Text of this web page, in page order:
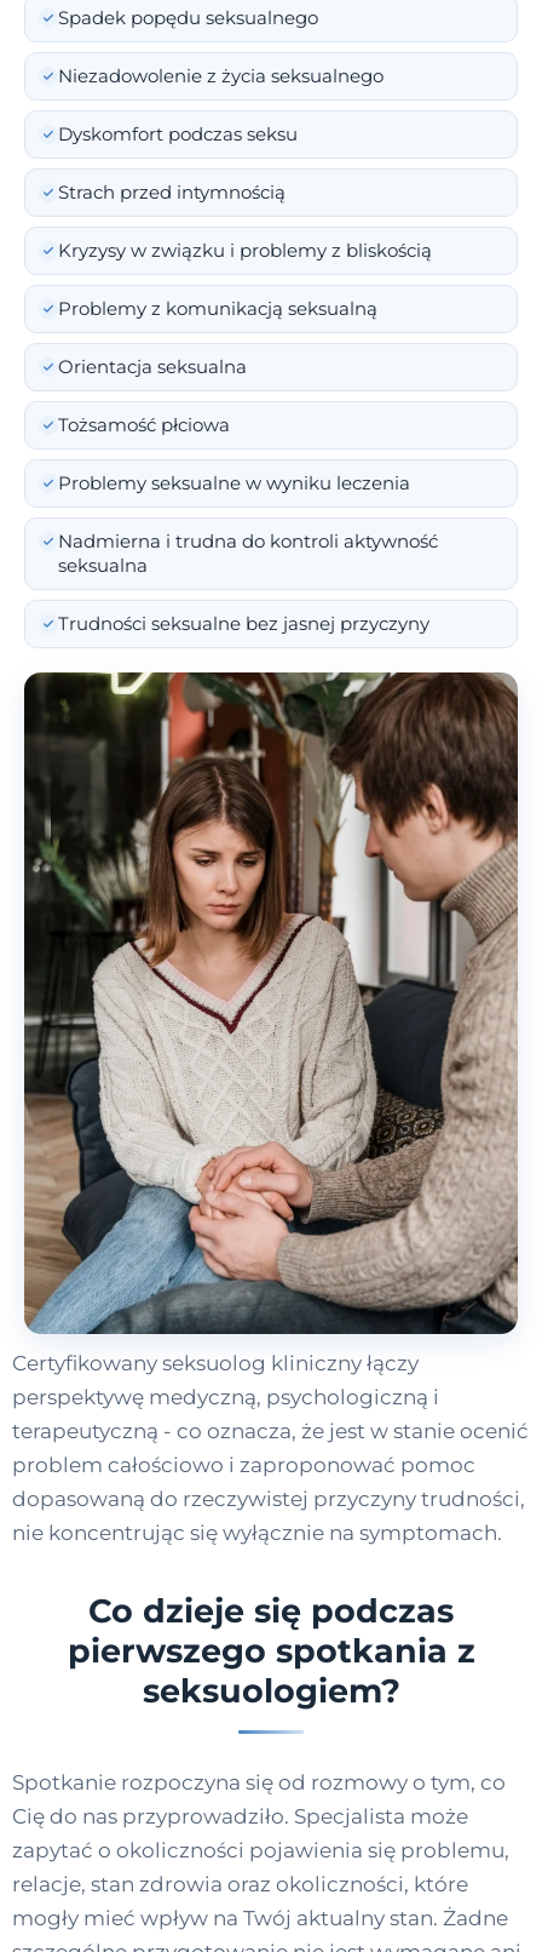
Spadek popędu seksualnego
Niezadowolenie z życia seksualnego
Dyskomfort podczas seksu
Strach przed intymnością
Kryzysy w związku i problemy z bliskością
Problemy z komunikacją seksualną
Orientacja seksualna
Tożsamość płciowa
Problemy seksualne w wyniku leczenia
Nadmierna i trudna do kontroli aktywność
seksualna
Trudności seksualne bez jasnej przyczyny
Certyfikowany seksuolog kliniczny łączy
perspektywę medyczną, psychologiczną i
terapeutyczną - co oznacza, że jest w stanie ocenić
problem całościowo i zaproponować pomoc
dopasowaną do rzeczywistej przyczyny trudności,
nie koncentrując się wyłącznie na symptomach.
Co dzieje się podczas
pierwszego spotkania z
seksuologiem?
Spotkanie rozpoczyna się od rozmowy o tym, co
Cię do nas przyprowadziło. Specjalista może
zapytać o okoliczności pojawienia się problemu,
relacje, stan zdrowia oraz okoliczności, które
mogły mieć wpływ na Twój aktualny stan. Żadne